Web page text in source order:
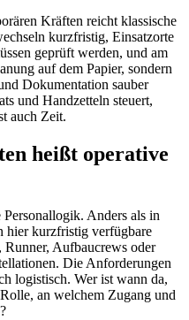
Kräften reicht klassische
kurzfristig, Einsatzorte
geprüft werden, und am
auf dem Papier, sondern
Dokumentation sauber
und Handzetteln steuert,
auch Zeit.
heißt operative
Personallogik. Anders als in
hier kurzfristig verfügbare
Runner, Aufbaucrews oder
Die Anforderungen
logistisch. Wer ist wann da,
an welchem Zugang und